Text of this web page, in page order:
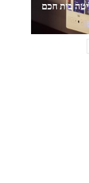
בית חכם